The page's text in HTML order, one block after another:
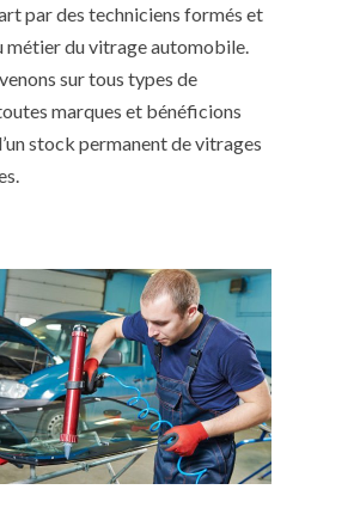
par des techniciens formés et
métier du vitrage automobile.
sur tous types de
marques et bénéficions
stock permanent de vitrages